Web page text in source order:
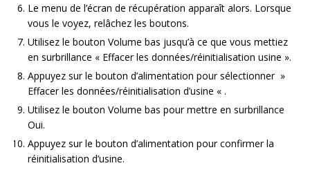
Le menu de l’écran de récupération apparaît alors. Lorsque
vous le voyez, relâchez les boutons.
Utilisez le bouton Volume bas jusqu’à ce que vous mettiez
en surbrillance « Effacer les données/réinitialisation usine ».
Appuyez sur le bouton d’alimentation pour sélectionner »
Effacer les données/réinitialisation d’usine « .
Utilisez le bouton Volume bas pour mettre en surbrillance
Oui.
Appuyez sur le bouton d’alimentation pour confirmer la
réinitialisation d’usine.